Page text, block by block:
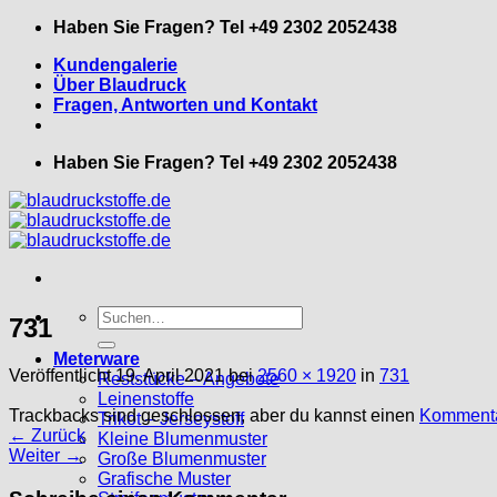
Zum
springen
Haben Sie Fragen? Tel +49 2302 2052438
Kundengalerie
Über Blaudruck
Fragen, Antworten und Kontakt
Haben Sie Fragen? Tel +49 2302 2052438
Suche
nach:
Meterware
Reststücke – Angebote
Leinenstoffe
Trikot – Jerseystoff
Kleine Blumenmuster
Große Blumenmuster
Grafische Muster
731
Veröffentlicht19. April 2021bei2560 × 1920 in 731
Trackbacks sind geschlossen, aber du kannst einen
← Zurück
Weiter →